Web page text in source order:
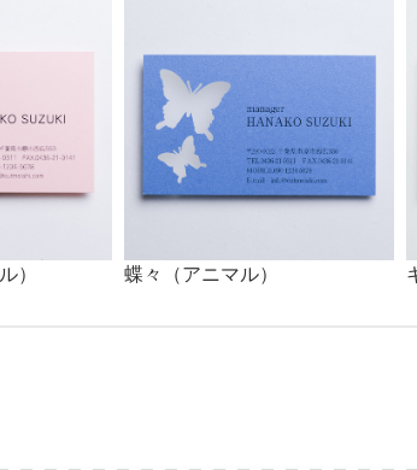
） 蝶々（アニマル）